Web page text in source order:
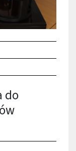
do